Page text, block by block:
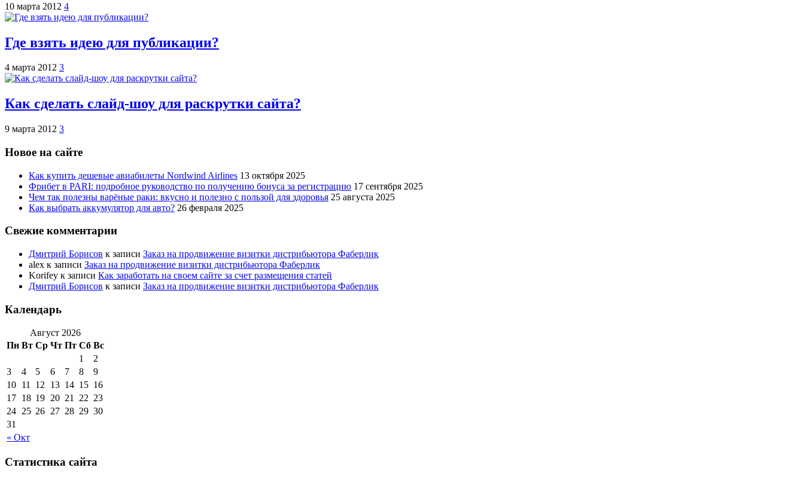
10 марта 2012 4
Где взять идею для публикации?
4 марта 2012 3
Как сделать слайд-шоу для раскрутки сайта?
9 марта 2012 3
Новое на сайте
Как купить дешевые авиабилеты Nordwind Airlines 13 октября 2025
Фрибет в PARI: подробное руководство по получению бонуса за регистрацию 17 сентября 2025
Чем так полезны варёные раки: вкусно и полезно с пользой для здоровья 25 августа 2025
Как выбрать аккумулятор для авто? 26 февраля 2025
Свежие комментарии
Дмитрий Борисов к записи Заказ на продвижение визитки дистрибьютора Фаберлик
alex к записи Заказ на продвижение визитки дистрибьютора Фаберлик
Korifey к записи Как заработать на своем сайте за счет размещения статей
Дмитрий Борисов к записи Заказ на продвижение визитки дистрибьютора Фаберлик
Календарь
Август 2026
Пн Вт Ср Чт Пт Сб Вс
« Окт
1
2
3
4 5 6 7 8
9
10 11 12 13 14 15 16
17 18 19 20 21 22 23
24 25 26 27 28 29 30
31
Статистика сайта